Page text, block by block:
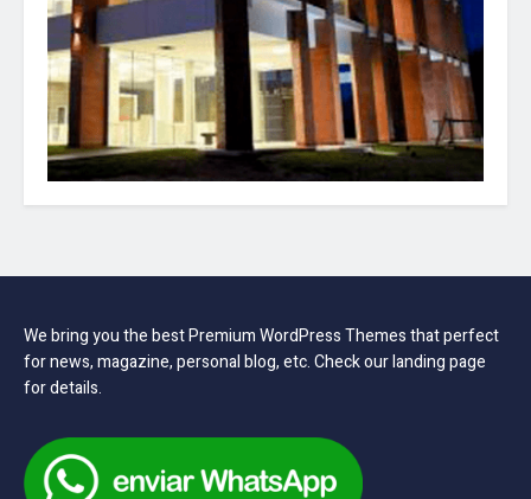
We bring you the best Premium WordPress Themes that perfect
for news, magazine, personal blog, etc. Check our landing page
for details.